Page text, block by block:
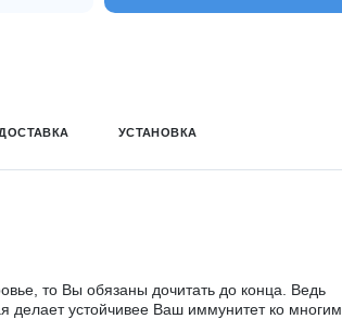
УСТАНОВКА
то Вы обязаны дочитать до конца. Ведь
делает устойчивее Ваш иммунитет ко многим